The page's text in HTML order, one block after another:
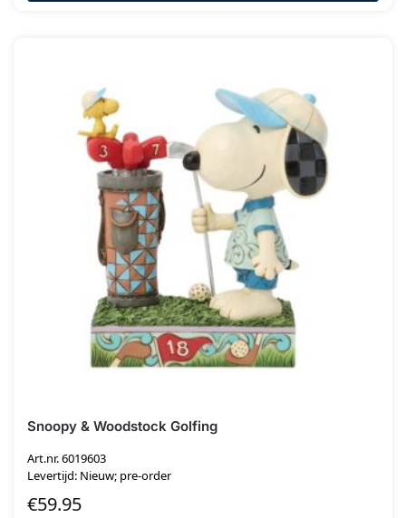
Snoopy & Woodstock Golfing
Art.nr. 6019603
Levertijd: Nieuw; pre-order
€59.95